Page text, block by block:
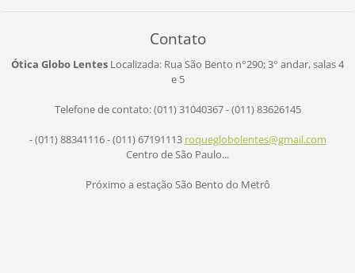
Contato
Ótica Globo Lentes Localizada: Rua São Bento n°290;3° andar, salas 4
e 5
Telefone de contato: (011) 31040367 - (011) 83626145
- (011) 88341116 - (011) 67191113 roqueglobolentes@gmail.com
Centro de São Paulo...
Próximo a estação São Bento do Metrô